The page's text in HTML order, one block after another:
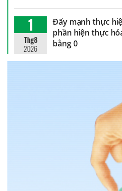
1
Thg8
2026
Đẩy mạnh thực
phần hiện thực
bằng 0